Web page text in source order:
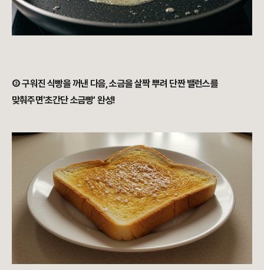
③ 구워진 식빵을 꺼낸 다음, 소금을 살짝 뿌려 단짠 밸런스를
맞춰주면'초간단 소금빵' 완성!